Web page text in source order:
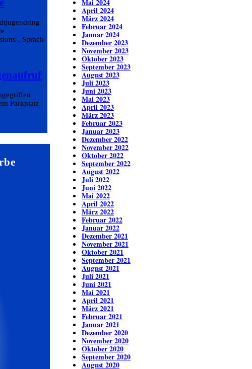
, Sprach-
Parkplatz
Mai 2024
April 2024
März 2024
Februar 2024
Januar 2024
Dezember 2023
November 2023
Oktober 2023
September 2023
August 2023
Juli 2023
Juni 2023
Mai 2023
April 2023
März 2023
Februar 2023
Januar 2023
Dezember 2022
November 2022
Oktober 2022
September 2022
August 2022
Juli 2022
Juni 2022
Mai 2022
April 2022
März 2022
Februar 2022
Januar 2022
Dezember 2021
November 2021
Oktober 2021
September 2021
August 2021
Juli 2021
Juni 2021
Mai 2021
April 2021
März 2021
Februar 2021
Januar 2021
Dezember 2020
November 2020
Oktober 2020
September 2020
August 2020